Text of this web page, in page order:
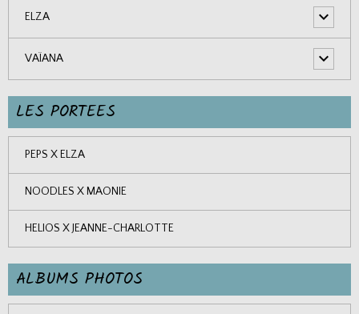
ELZA
VAÏANA
LES PORTEES
PEPS X ELZA
NOODLES X MAONIE
HELIOS X JEANNE-CHARLOTTE
ALBUMS PHOTOS